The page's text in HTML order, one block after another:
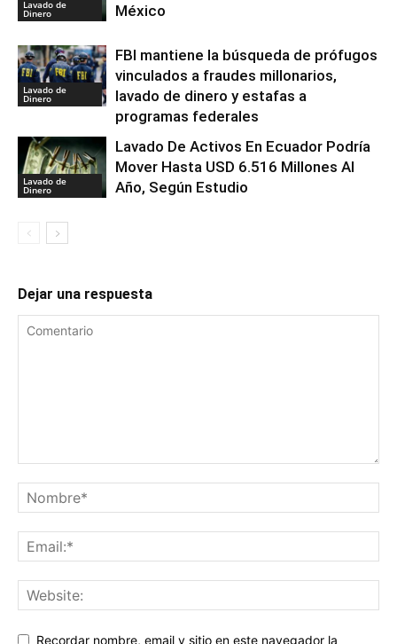
Lavado de
Dinero México
Lavado de
Dinero
FBI mantiene la búsqueda de prófugos
vinculados a fraudes millonarios,
lavado de dinero y estafas a
programas federales
Lavado de
Dinero
Lavado De Activos En Ecuador Podría
Mover Hasta USD 6.516 Millones Al
Año, Según Estudio
Dejar una respuesta
Recordar nombre, email y sitio en este navegador la